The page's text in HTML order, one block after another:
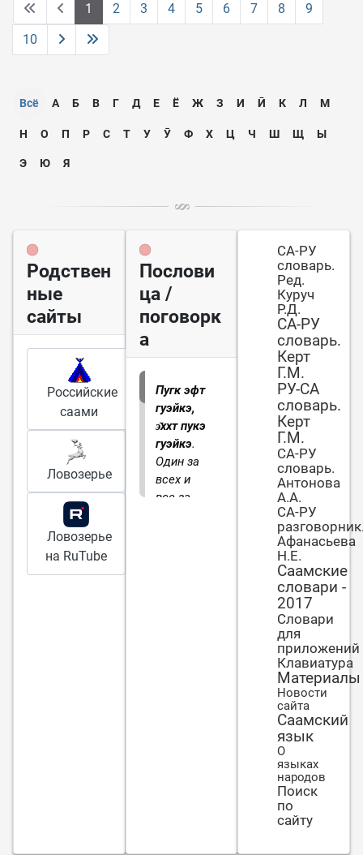
1 2 3 4 5 6 7 8
9
10
Всё А Б В Г Д Е Ё Ж З И Ӣ К Л М
Н О П Р С Т У Ӯ Ф Х Ц Ч Ш Щ Ы
Э Ю Я
Родствен
ные
сайты
Российские
саами
Ловозерье
Ловозерье
на RuTube
Послови
ца /
поговорк
а
Пугк эфт
гуэйкэ,
э̄ххт пукэ
гуэйкэ.
Один за
всех и
все за
СА-РУ
словарь.
Ред.
Куруч
Р.Д.
СА-РУ
словарь.
Керт
Г.М.
РУ-СА
словарь.
Керт
Г.М.
СА-РУ
словарь.
Антонова
А.А.
СА-РУ
Афанасьева
Н.Е.
Саамские
словари -
2017
Словари
для
приложений
Клавиатура
Материалы
Новости
сайта
Саамский
язык
О
языках
народов
Поиск
по
сайту